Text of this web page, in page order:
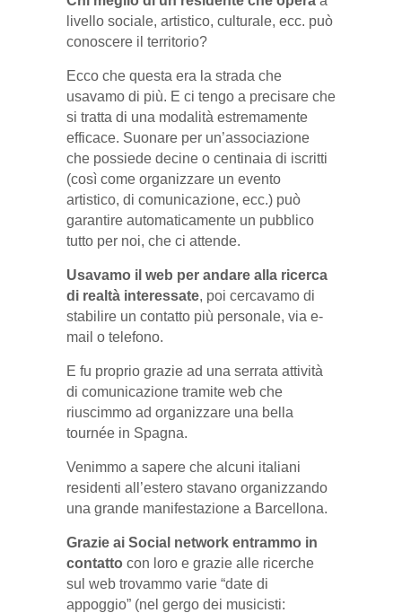
livello sociale, artistico, culturale, ecc. può
conoscere il territorio?
Ecco che questa era la strada che
usavamo di più. E ci tengo a precisare che
si tratta di una modalità estremamente
efficace. Suonare per un’associazione
che possiede decine o centinaia di iscritti
(così come organizzare un evento
artistico, di comunicazione, ecc.) può
garantire automaticamente un pubblico
tutto per noi, che ci attende.
Usavamo il web per andare alla ricerca
di realtà interessate, poi cercavamo di
stabilire un contatto più personale, via e-
mail o telefono.
E fu proprio grazie ad una serrata attività
di comunicazione tramite web che
riuscimmo ad organizzare una bella
tournée in Spagna.
Venimmo a sapere che alcuni italiani
residenti all’estero stavano organizzando
una grande manifestazione a Barcellona.
Grazie ai Social network entrammo in
contatto con loro e grazie alle ricerche
sul web trovammo varie “date di
appoggio” (nel gergo dei musicisti: